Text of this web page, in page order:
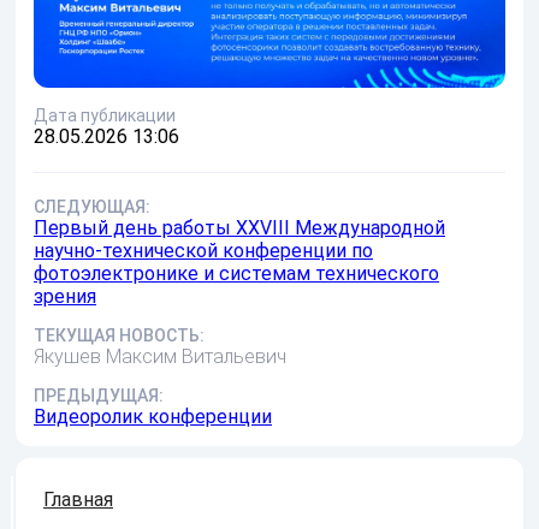
Дата публикации
28.05.2026 13:06
СЛЕДУЮЩАЯ:
Первый день работы XXVIII Международной
научно-технической конференции по
фотоэлектронике и системам технического
зрения
ТЕКУЩАЯ НОВОСТЬ:
Якушев Максим Витальевич
ПРЕДЫДУЩАЯ:
Видеоролик конференции
Главная